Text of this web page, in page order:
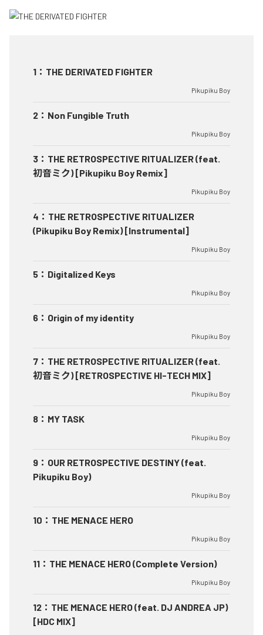
1 ： THE DERIVATED FIGHTER
Pikupiku Boy
2 ： Non Fungible Truth
Pikupiku Boy
3 ： THE RETROSPECTIVE RITUALIZER (feat.
初音ミク) [Pikupiku Boy Remix]
Pikupiku Boy
4 ： THE RETROSPECTIVE RITUALIZER
(Pikupiku Boy Remix) [Instrumental]
Pikupiku Boy
5 ： Digitalized Keys
Pikupiku Boy
6 ： Origin of my identity
Pikupiku Boy
7 ： THE RETROSPECTIVE RITUALIZER (feat.
初音ミク) [RETROSPECTIVE HI-TECH MIX]
Pikupiku Boy
8 ： MY TASK
Pikupiku Boy
9 ： OUR RETROSPECTIVE DESTINY (feat.
Pikupiku Boy)
Pikupiku Boy
10 ： THE MENACE HERO
Pikupiku Boy
11 ： THE MENACE HERO (Complete Version)
Pikupiku Boy
12 ： THE MENACE HERO (feat. DJ ANDREA JP)
[HDC MIX]